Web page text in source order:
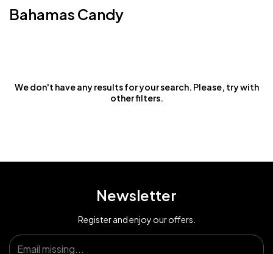
Bahamas Candy
We don't have any results for your search. Please, try with
other filters.
Newsletter
Register and enjoy our offers.